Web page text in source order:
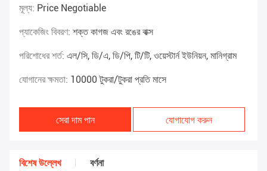
মূল্য: Price Negotiable
প্যাকেজিং বিবরণ: শক্ত কাগজ এবং রঙের বাক্স
পরিশোধের শর্ত: এল/সি, ডি/এ, ডি/পি, টি/টি, ওয়েস্টার্ন ইউনিয়ন, মানিগ্রাম
যোগানের ক্ষমতা: 10000 টুকরা/টুকরা প্রতি মাসে
সেরা দাম পান যোগাযোগ করুন
বিশেষ উল্লেখ বর্ণনা